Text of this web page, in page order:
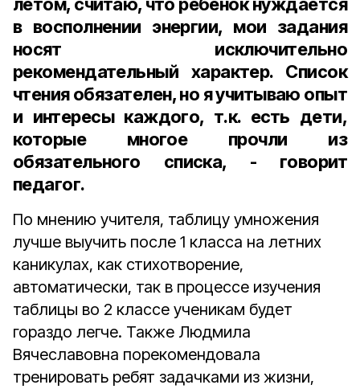
в восполнении энергии, мои задания
носят исключительно
рекомендательный характер. Список
чтения обязателен, но я учитываю опыт
и интересы каждого, т.к. есть дети,
которые многое прочли из
обязательного списка, - говорит
педагог.
По мнению учителя, таблицу умножения
лучше выучить после 1 класса на летних
каникулах, как стихотворение,
автоматически, так в процессе изучения
таблицы во 2 классе ученикам будет
гораздо легче. Также Людмила
Вячеславовна порекомендовала
тренировать ребят задачками из жизни,